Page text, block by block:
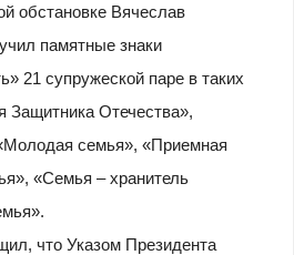
обстановке Вячеслав
памятные знаки
21 супружеской паре в таких
Защитника Отечества»,
семья», «Приемная
«Семья – хранитель
что Указом Президента